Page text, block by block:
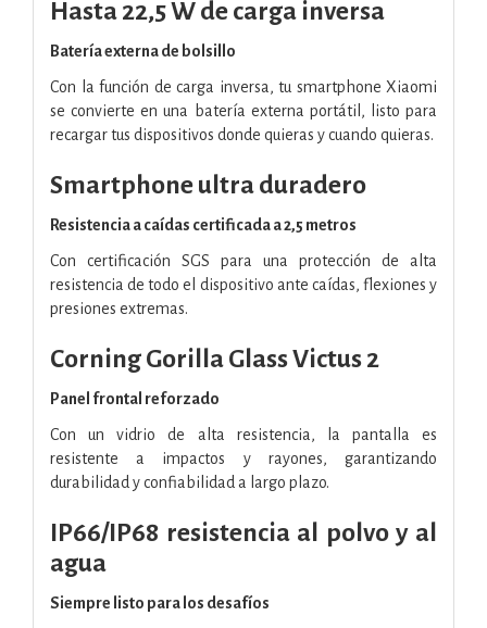
Hasta 22,5 W de carga inversa
Batería externa de bolsillo
Con la función de carga inversa, tu smartphone Xiaomi
se convierte en una batería externa portátil, listo para
recargar tus dispositivos donde quieras y cuando quieras.
Smartphone ultra duradero
Resistencia a caídas certificada a 2,5 metros
Con certificación SGS para una protección de alta
resistencia de todo el dispositivo ante caídas, flexiones y
presiones extremas.
Corning Gorilla Glass Victus 2
Panel frontal reforzado
Con un vidrio de alta resistencia, la pantalla es
resistente a impactos y rayones, garantizando
durabilidad y confiabilidad a largo plazo.
IP66/IP68 resistencia al polvo y al
agua
Siempre listo para los desafíos